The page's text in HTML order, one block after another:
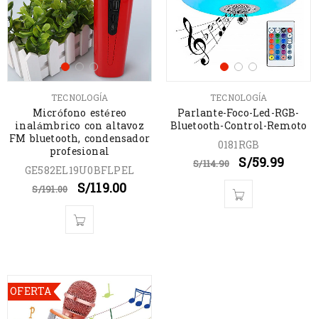
TECNOLOGÍA
Micrófono estéreo
inalámbrico con altavoz
FM bluetooth, condensador
profesional
GE582EL19U0BFLPEL
S/191.00 S/119.00
TECNOLOGÍA
Parlante-Foco-Led-RGB-
Bluetooth-Control-Remoto
0181RGB
S/114.90 S/59.99
OFERTA